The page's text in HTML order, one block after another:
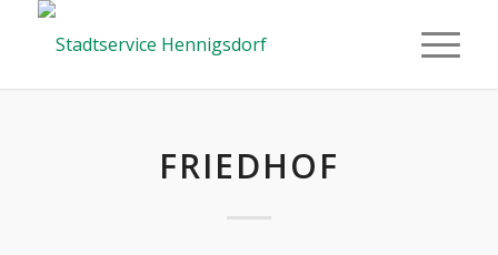
FRIEDHOF